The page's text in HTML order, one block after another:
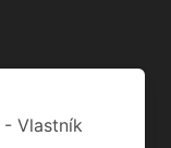
- Vlastník